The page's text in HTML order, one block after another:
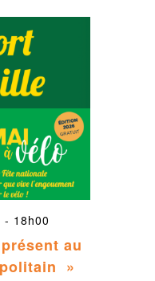
au
»
- 18h00